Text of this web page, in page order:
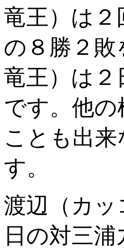
竜王）は
の８勝２
竜王）は２
です。他
ことも出
す。
渡辺（カッ
日の対三